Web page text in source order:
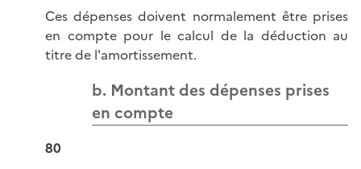
Ces dépenses doivent normalement être prises
en compte pour le calcul de la déduction au
titre de l'amortissement.
b. Montant des dépenses prises
en compte
80